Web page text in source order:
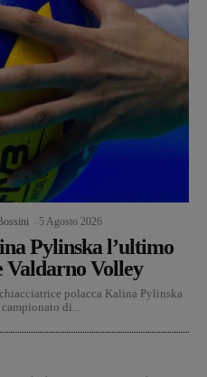
5 Agosto 2026
Pylinska l’ultimo
Valdarno Volley
polacca Kalina Pylinska
di...